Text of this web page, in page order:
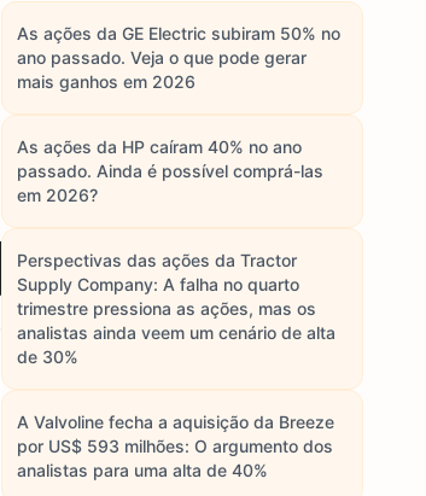
As ações da GE Electric subiram 50% no
ano passado. Veja o que pode gerar
mais ganhos em 2026
As ações da HP caíram 40% no ano
passado. Ainda é possível comprá-las
em 2026?
Perspectivas das ações da Tractor
Supply Company: A falha no quarto
trimestre pressiona as ações, mas os
analistas ainda veem um cenário de alta
de 30%
A Valvoline fecha a aquisição da Breeze
por US$ 593 milhões: O argumento dos
analistas para uma alta de 40%